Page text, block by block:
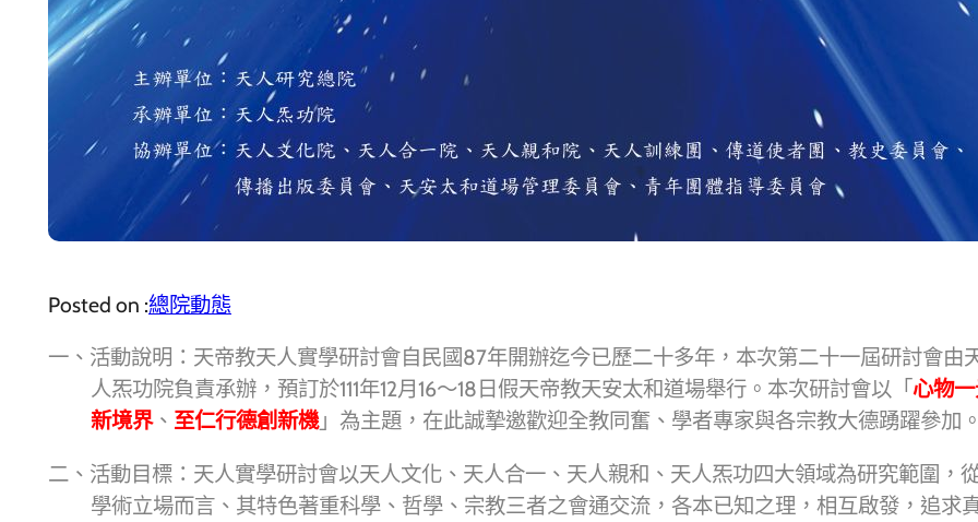
Posted on :總院動態
一、活動說明：天帝教天人實學研討會自民國87年開辦迄今已歷二十多年，本次第二十一屆研討會由
人炁功院負責承辦，預訂於111年12月16～18日假天帝教天安太和道場舉行。本次研討會以「心物
新境界、 至仁行德創新機」為主題，在此誠摯邀歡迎全教同奮、學者專家與各宗教大德踴躍參加
二、活動目標：天人實學研討會以天人文化、天人合一、天人親和、天人炁功四大領域為研究範圍，
學術立場而言、其特色著重科學、哲學、宗教三者之會通交流，各本已知之理，相互啟發，追求